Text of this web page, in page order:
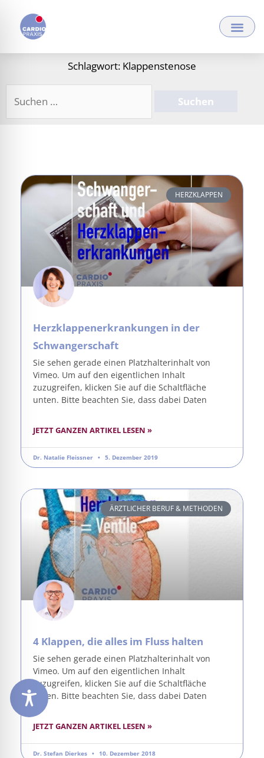
Inhalt
springen
Schlagwort: Klappenstenose
HERZKLAPPEN
Herzklappenerkrankungen in der
Schwangerschaft
Sie sehen gerade einen Platzhalterinhalt von
Vimeo. Um auf den eigentlichen Inhalt
zuzugreifen, klicken Sie auf die Schaltfläche
unten. Bitte beachten Sie, dass dabei Daten
JETZT GANZEN ARTIKEL LESEN »
Dr. Natalie Fleissner 5. Dezember 2019
ÄRZTLICHER BERUF & METHODEN
4 Klappen, die alles im Fluss halten
Sie sehen gerade einen Platzhalterinhalt von
Vimeo. Um auf den eigentlichen Inhalt
zuzugreifen, klicken Sie auf die Schaltfläche
unten. Bitte beachten Sie, dass dabei Daten
JETZT GANZEN ARTIKEL LESEN »
Dr. Stefan Dierkes 10. Dezember 2018